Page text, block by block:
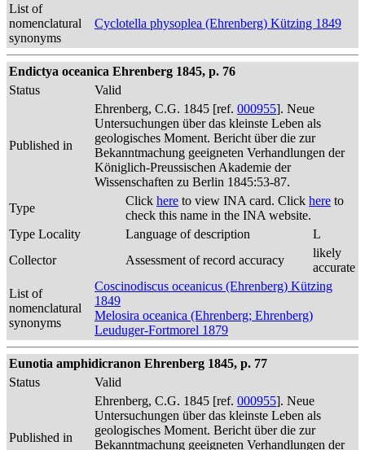
List of
nomenclatural
synonyms
Cyclotella physoplea (Ehrenberg) Kützing 1849
Endictya oceanica Ehrenberg 1845, p. 76
Status
Valid
Published in
Ehrenberg, C.G. 1845 [ref. 000955]. Neue
Untersuchungen über das kleinste Leben als
geologisches Moment. Bericht über die zur
Bekanntmachung geeigneten Verhandlungen der
Königlich-Preussischen Akademie der
Wissenschaften zu Berlin 1845:53-87.
Type
Click here to view INA card. Click here to
check this name in the INA website.
Type Locality
Language of description
L
Collector
Assessment of record accuracy
likely
accurate
List of
nomenclatural
synonyms
Coscinodiscus oceanicus (Ehrenberg) Kützing
1849
Melosira oceanica (Ehrenberg; Ehrenberg)
Leuduger-Fortmorel 1879
Eunotia amphidicranon Ehrenberg 1845, p. 77
Status
Valid
Published in
Ehrenberg, C.G. 1845 [ref. 000955]. Neue
Untersuchungen über das kleinste Leben als
geologisches Moment. Bericht über die zur
Bekanntmachung geeigneten Verhandlungen der